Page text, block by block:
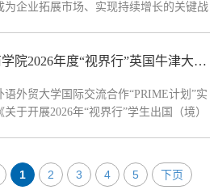
习方法及实际应用”暑期研学课程。项目
为企业拓展市场、实现持续增长的关键战
快，除数智赋能千行百业转型和跨境电商
断涌现，对数字营销人才形成了长期的增
外语外贸大学数字营销微专业是响应广东
关于广外商学院2026年度“视界行”英国牛津大学跨学科+AI时代下学术项目选拔通知
语外贸大学国际交流合作“PRIME计划”实
于开展2026年“视界行”学生出国（境）
年8月9日-8月22日（以对方课程安排为
关事项通知如下：一、项目介绍牛津大学
1 2 3 4 5 下页